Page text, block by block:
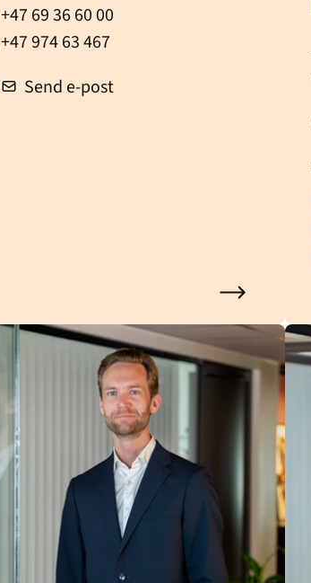
+47 69 36 60 00
+47 974 63 467
Send e-post